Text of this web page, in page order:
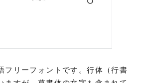
フリーフォントです。行体（行書